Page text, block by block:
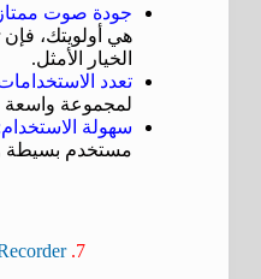
جودة صوت
الخيار الأمثل.
تعدد
لمجموعة واسعة
سهولة
مستخدم بسيطة
7.
Smart Voice Recorder